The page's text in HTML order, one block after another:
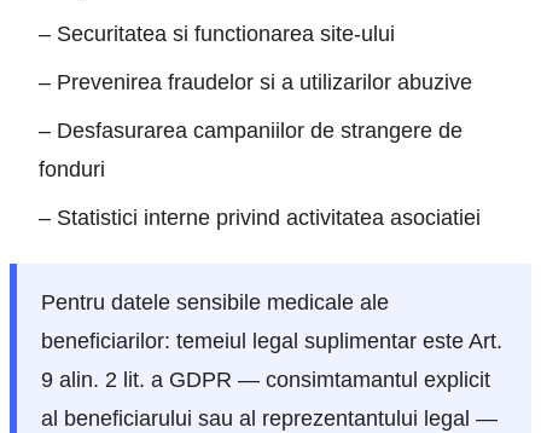
– Securitatea si functionarea site-ului
– Prevenirea fraudelor si a utilizarilor abuzive
– Desfasurarea campaniilor de strangere de
fonduri
– Statistici interne privind activitatea asociatiei
Pentru datele sensibile medicale ale
beneficiarilor: temeiul legal suplimentar este Art.
9 alin. 2 lit. a GDPR — consimtamantul explicit
al beneficiarului sau al reprezentantului legal —